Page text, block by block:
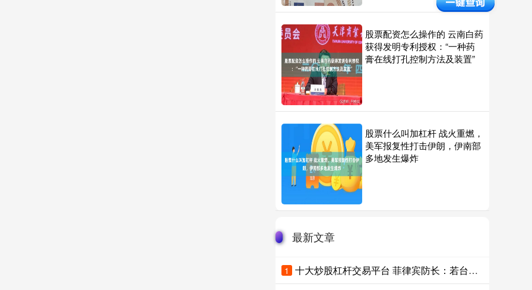
股票配资怎么操作的 云南白药
获得发明专利授权：“一种药
膏在线打孔控制方法及装置”
股票什么叫加杠杆 战火重燃，
美军报复性打击伊朗，伊南部
多地发生爆炸
最新文章
1
十大炒股杠杆交易平台 菲律宾防长：若台海爆发冲突，菲律宾无法保持中立